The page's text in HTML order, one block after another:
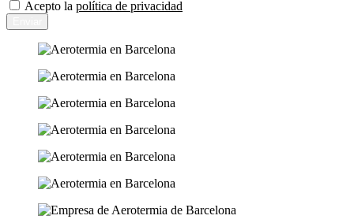
Acepto la política de privacidad